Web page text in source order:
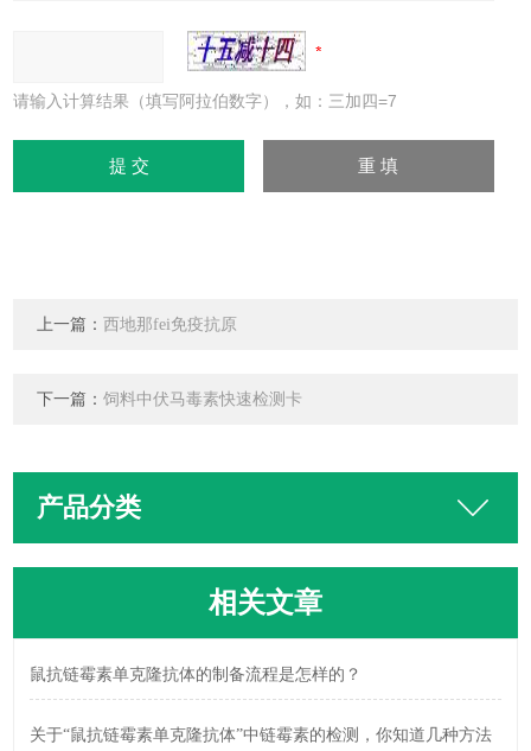
请输入计算结果（填写阿拉伯数字），如：三加四=7
上一篇：西地那fei免疫抗原
下一篇：饲料中伏马毒素快速检测卡
产品分类
相关文章
鼠抗链霉素单克隆抗体的制备流程是怎样的？
关于“鼠抗链霉素单克隆抗体”中链霉素的检测，你知道几种方法